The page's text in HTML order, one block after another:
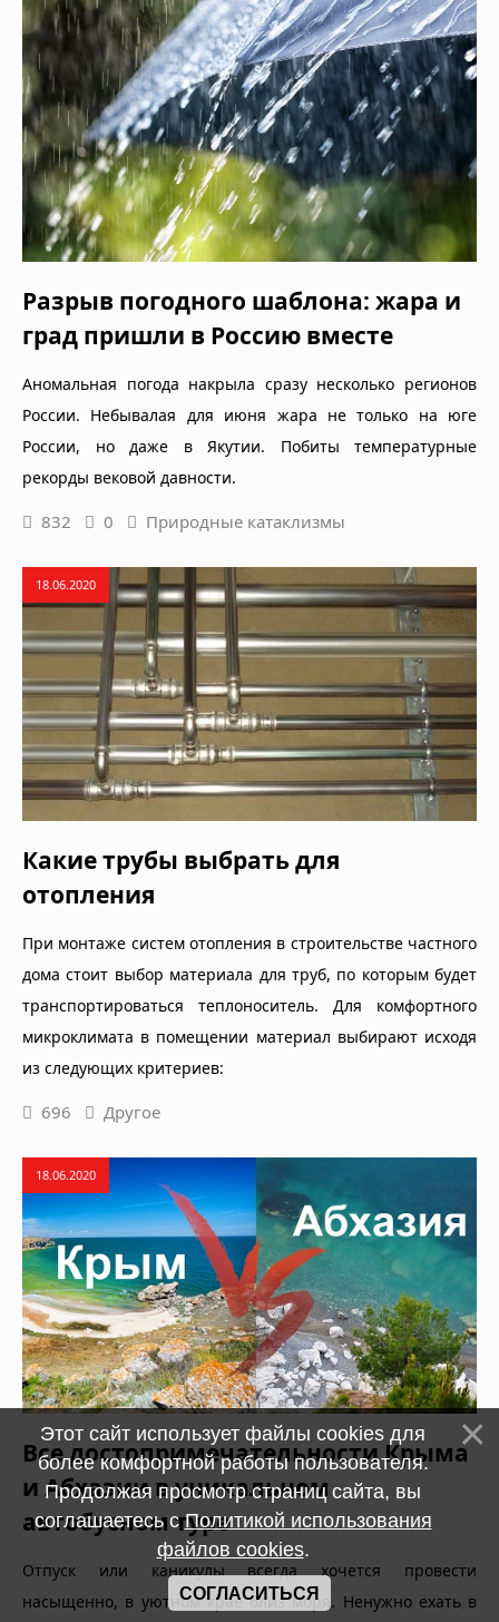
Разрыв погодного шаблона: жара и
град пришли в Россию вместе
Аномальная погода накрыла сразу несколько регионов
России. Небывалая для июня жара не только на юге
России, но даже в Якутии. Побиты температурные
рекорды вековой давности.
832 0 Природные катаклизмы
18.06.2020
Какие трубы выбрать для
отопления
При монтаже систем отопления в строительстве частного
дома стоит выбор материала для труб, по которым будет
транспортироваться теплоноситель. Для комфортного
микроклимата в помещении материал выбирают исходя
из следующих критериев:
696 Другое
18.06.2020
Все достопримечательности Крыма
и Абхазии в уникальном
автобусном туре
Отпуск или каникулы всегда хочется провести
насыщенно, в уютном крае близ моря. Ненужно ехать в
Этот сайт использует файлы cookies для
более комфортной работы пользователя.
Продолжая просмотр страниц сайта, вы
соглашаетесь сПолитикой использования
файлов cookies.
СОГЛАСИТЬСЯ